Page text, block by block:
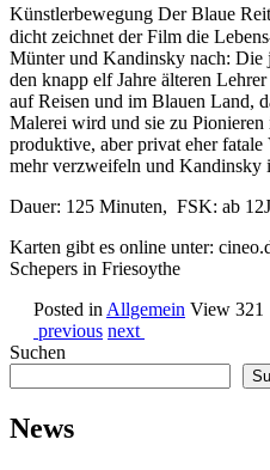
Künstlerbewegung Der Blaue
dicht zeichnet der Film die
Münter und Kandinsky nach: Die
den knapp elf Jahre älteren
auf Reisen und im Blauen Land,
Malerei wird und sie zu
produktive, aber privat eher
mehr verzweifeln und Kandinsky
Dauer: 125 Minuten, FSK: ab
Karten gibt es online unter:
Schepers in Friesoythe
Posted in Allgemein View 321
previous next
Suchen
News